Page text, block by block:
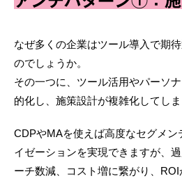
なぜ多くの企業はツール導入で期
のでしょうか。
その一つに、ツール活用やパーソ
的化し、施策設計が複雑化してし
CDPやMAを使えば高度なセグメン
イゼーションを実現できますが、
ーチ数減、コスト増に繋がり、